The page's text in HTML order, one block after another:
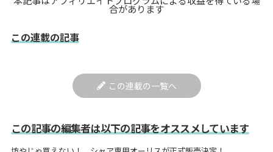
合があります
この連載の記事
この連載の一覧へ
この記事の編集者は以下の記事をオススメしています